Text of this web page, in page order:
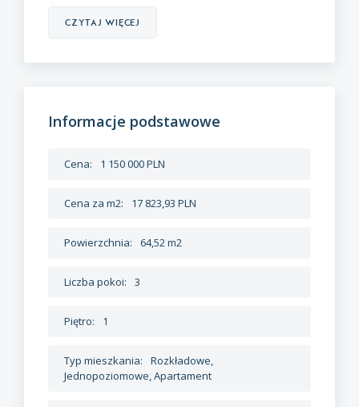
czytaj więcej
Informacje podstawowe
Cena: 1 150 000 PLN
Cena za m2: 17 823,93 PLN
Powierzchnia: 64,52 m2
Liczba pokoi: 3
Piętro: 1
Typ mieszkania:
Rozkładowe,
Jednopoziomowe, Apartament